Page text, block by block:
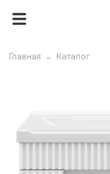
Главная Каталог